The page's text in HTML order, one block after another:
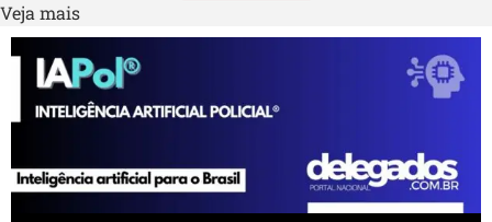
Veja mais